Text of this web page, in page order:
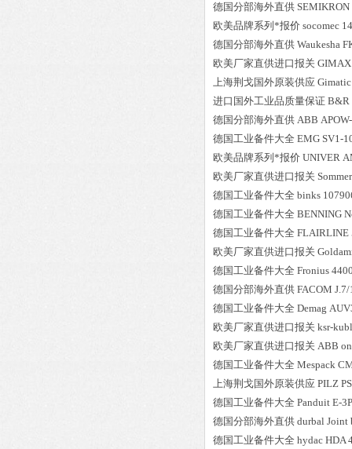
德国分部海外直供 SEMIKRON
欧美品牌系列*报价 socomec
德国分部海外直供 Waukesha
欧美厂家直供进口报关 GIMAX
上海荆戈国外原装供应 Gimatic
进口国外工业品质量保证 B&R
德国分部海外直供 ABB
德国工业备件大全 EMG SV1-
欧美品牌系列*报价 UNIVER
欧美厂家直供进口报关 Sommer
德国工业备件大全 binks
德国工业备件大全 BENNING
德国工业备件大全 FLAIRLINE
欧美厂家直供进口报关
德国工业备件大全 Fronius
德国分部海外直供 FACOM J.7/
德国工业备件大全 Demag
欧美厂家直供进口报关 ksr-
欧美厂家直供进口报关 ABB
德国工业备件大全 Mespack
上海荆戈国外原装供应 PILZ
德国工业备件大全 Panduit E-
德国分部海外直供 durbal Joint
德国工业备件大全 hydac HDA